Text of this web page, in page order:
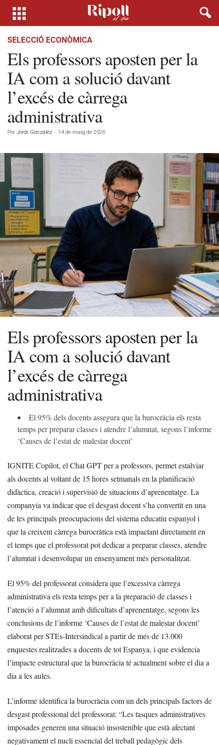
SELECCIÓ ECONÒMICA
Els professors aposten per la
IA com a solució davant
l’excés de càrrega
administrativa
Por Jordi González - 14 de maig de 2026
Els professors aposten per la
IA com a solució davant
l’excés de càrrega
administrativa
El 95% dels docents assegura que la burocràcia els resta
temps per preparar classes i atendre l’alumnat, segons l’informe
‘Causes de l’estat de malestar docent’
IGNITE Copilot, el Chat GPT per a professors, permet estalviar
als docents al voltant de 15 hores setmanals en la planificació
didàctica, creació i supervisió de situacions d’aprenentatge. La
companyia va indicar que el desgast docent s’ha convertit en una
de les principals preocupacions del sistema educatiu espanyol i
que la creixent càrrega burocràtica està impactant directament en
el temps que el professorat pot dedicar a preparar classes, atendre
l’alumnat i desenvolupar un ensenyament més personalitzat.
El 95% del professorat considera que l’excessiva càrrega
administrativa els resta temps per a la preparació de classes i
l’atenció a l’alumnat amb dificultats d’aprenentatge, segons les
conclusions de l’informe ‘Causes de l’estat de malestar docent’
elaborat per STEs-Intersindical a partir de més de 13.000
enquestes realitzades a docents de tot Espanya, i que evidencia
l’impacte estructural que la burocràcia té actualment sobre el dia a
dia a les aules.
L’informe identifica la burocràcia com un dels principals factors de
desgast professional del professorat: “Les tasques administratives
imposades generen una situació insostenible que està afectant
negativament el nucli essencial del treball pedagògic dels